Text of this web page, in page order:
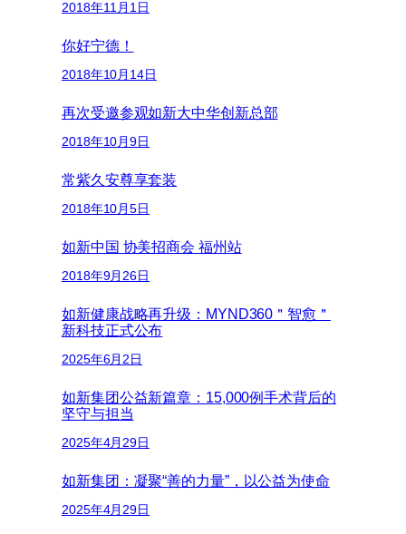
2018年11月1日
你好宁德！
2018年10月14日
再次受邀参观如新大中华创新总部
2018年10月9日
常紫久安尊享套装
2018年10月5日
如新中国 协美招商会 福州站
2018年9月26日
如新健康战略再升级：MYND360＂智愈＂
新科技正式公布
2025年6月2日
如新集团公益新篇章：15,000例手术背后的
坚守与担当
2025年4月29日
如新集团：凝聚“善的力量”，以公益为使命
2025年4月29日